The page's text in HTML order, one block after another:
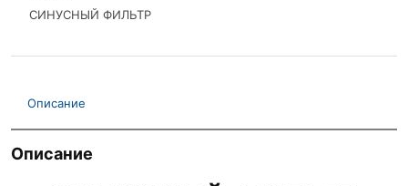
СИНУСНЫЙ ФИЛЬТР
Описание
Описание